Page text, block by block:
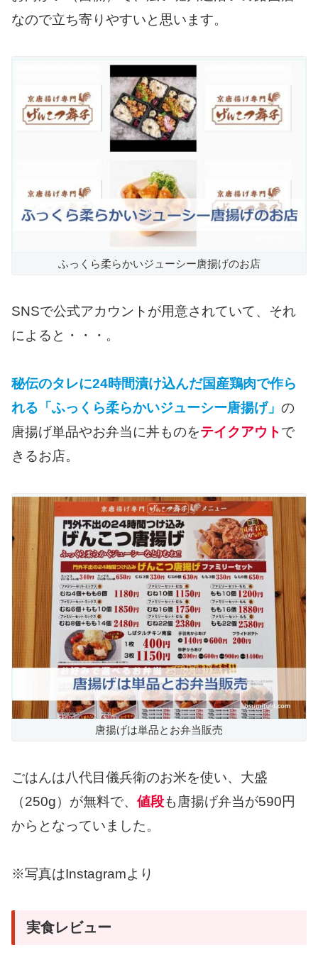
なので立ち寄りやすいと思います。
ふっくら柔らかいジューシー唐揚げのお店
SNSで公式アカウントが用意されていて、それ
によると・・・。
秘伝のタレに24時間漬け込んだ国産鶏肉で作ら
れる「ふっくら柔らかいジューシー唐揚げ」 の
唐揚げ単品やお弁当に丼ものをテイクアウトで
きるお店。
唐揚げは単品とお弁当販売
ごはんは八代目儀兵衛のお米を使い、大盛
（250g）が無料で、 値段も唐揚げ弁当が590円
からとなっていました。
※写真はInstagramより
実食レビュー